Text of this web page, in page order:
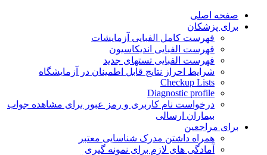
Skip
صفحه اصلی
برای پزشکان
فهرست کامل الفبایی آزمایشات
فهرست الفبایی اندیکاسیون
فهرست الفبایی تستهای جدید
شرایط احراز نتایج قابل اطمینان در آزمایشگاه
Checkup Lists
Diagnostic profile
درخواست نام کاربری و رمز عبور برای مشاهده جواب
بیماران ارسالی
برای مراجعین
همراه داشتن مدرک شناسایی معتبر
آمادگی های لازم برای نمونه گیری